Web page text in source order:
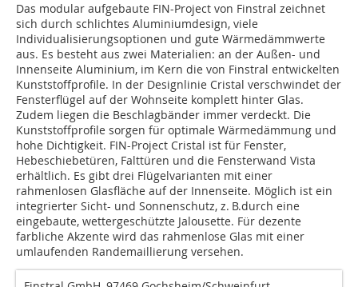
Das modular aufgebaute FIN-Project von Finstral zeichnet
sich durch schlichtes Aluminiumdesign, viele
Individualisierungsoptionen und gute Wärmedämmwerte
aus. Es besteht aus zwei Materialien: an der Außen- und
Innenseite Aluminium, im Kern die von Finstral entwickelten
Kunststoffprofile. In der Designlinie Cristal verschwindet der
Fensterflügel auf der Wohnseite komplett hinter Glas.
Zudem liegen die Beschlagbänder immer verdeckt. Die
Kunststoffprofile sorgen für optimale Wärmedämmung und
hohe Dichtigkeit. FIN-Project Cristal ist für Fenster,
Hebeschiebetüren, Falttüren und die Fensterwand Vista
erhältlich. Es gibt drei Flügelvarianten mit einer
rahmenlosen Glasfläche auf der Innenseite. Möglich ist ein
integrierter Sicht- und Sonnenschutz, z. B.durch eine
eingebaute, wettergeschützte Jalousette. Für dezente
farbliche Akzente wird das rahmenlose Glas mit einer
umlaufenden Randemaillierung versehen.